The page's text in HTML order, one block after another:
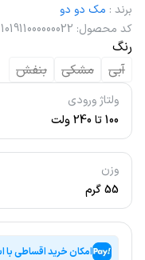
ولتاژ ورودی
100 تا 240 ولت
وزن
55 گرم
برند : مک دو دو
کد محصول:
رنگ
آبی
مشکی بنفش
امکان خرید اقساطی